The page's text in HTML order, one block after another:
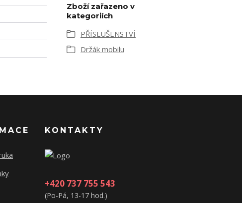
Zboží zařazeno v
kategoriích
PŘÍSLUŠENSTVÍ
Držák mobilu
KONTAKTY
+420 737 755 543
(Po-Pá, 13-17 hod.)